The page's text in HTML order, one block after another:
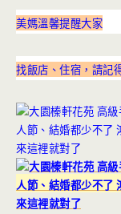
美媽溫馨提醒大家
找飯店、住宿，請記